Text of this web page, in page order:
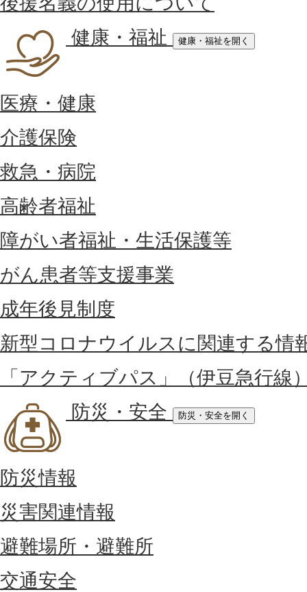
健康・福祉
健康・福祉を開く
医療・健康
介護保険
救急・病院
高齢者福祉
障がい者福祉・生活保護等
がん患者等支援事業
成年後見制度
新型コロナウイルスに関連する情
「アクティブパス」（伊豆急行線
防災・安全
防災・安全を開く
防災情報
災害関連情報
避難場所・避難所
交通安全